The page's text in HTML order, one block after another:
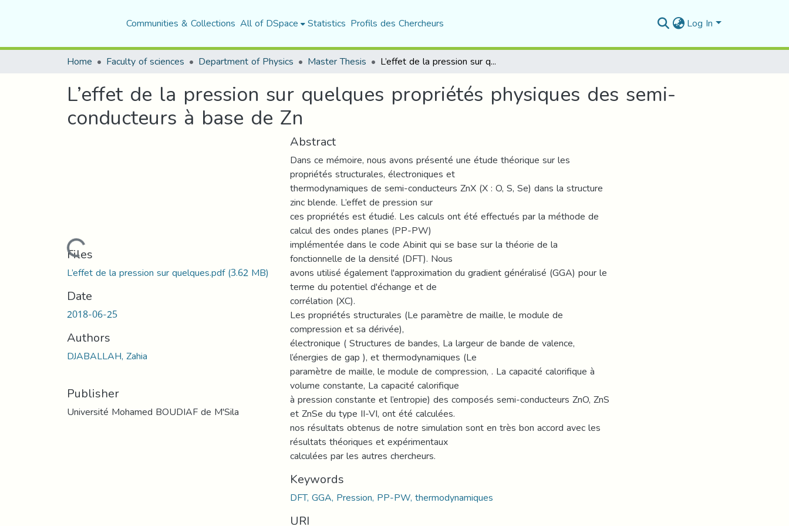
Communities & Collections All of DSpace Statistics Profils des Chercheurs Log In
Home Faculty of sciences Department of Physics Master Thesis L’effet de la pression sur quelques propriétés physiques des semi- conducteurs à base de Zn
L’effet de la pression sur quelques propriétés physiques des semi-
conducteurs à base de Zn
Loading...
Files
L’effet de la pression sur quelques.pdf(3.62 MB)
Date
2018-06-25
Authors
DJABALLAH, Zahia
Publisher
Université Mohamed BOUDIAF de M'Sila
Abstract
Dans ce mémoire, nous avons présenté une étude théorique sur les
propriétés structurales, électroniques et
thermodynamiques de semi-conducteurs ZnX (X : O, S, Se) dans la structure
zinc blende. L’effet de pression sur
ces propriétés est étudié. Les calculs ont été effectués par la méthode de
calcul des ondes planes (PP-PW)
implémentée dans le code Abinit qui se base sur la théorie de la
fonctionnelle de la densité (DFT). Nous
avons utilisé également l'approximation du gradient généralisé (GGA) pour le
terme du potentiel d'échange et de
corrélation (XC).
Les propriétés structurales (Le paramètre de maille, le module de
compression et sa dérivée),
électronique ( Structures de bandes, La largeur de bande de valence,
l’énergies de gap ), et thermodynamiques (Le
paramètre de maille, le module de compression, . La capacité calorifique à
volume constante, La capacité calorifique
à pression constante et l’entropie) des composés semi-conducteurs ZnO, ZnS
et ZnSe du type II-VI, ont été calculées.
nos résultats obtenus de notre simulation sont en très bon accord avec les
résultats théoriques et expérimentaux
calculées par les autres chercheurs.
Keywords
DFT, GGA, Pression, PP-PW, thermodynamiques
URI